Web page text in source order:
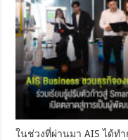
องค์กร
และ
ภาค
อุตสาหกรรม
โรงงาน
การ
ผลิต
ไทย
ร่วม
เรียน
ในช่วงที่ผ่านมา AIS ได้ทำ